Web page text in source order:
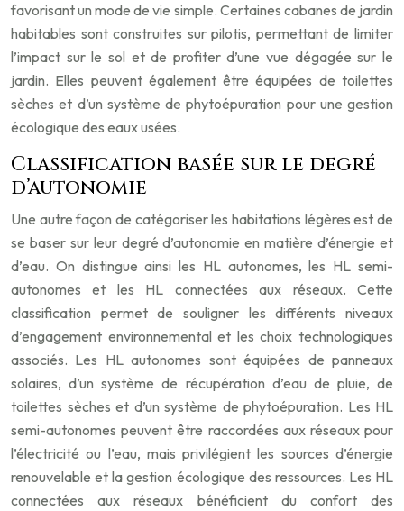
favorisant un mode de vie simple. Certaines cabanes de jardin
habitables sont construites sur pilotis, permettant de limiter
l’impact sur le sol et de profiter d’une vue dégagée sur le
jardin. Elles peuvent également être équipées de toilettes
sèches et d’un système de phytoépuration pour une gestion
écologique des eaux usées.
Classification basée sur le degré
d’autonomie
Une autre façon de catégoriser les habitations légères est de
se baser sur leur degré d’autonomie en matière d’énergie et
d’eau. On distingue ainsi les HL autonomes, les HL semi-
autonomes et les HL connectées aux réseaux. Cette
classification permet de souligner les différents niveaux
d’engagement environnemental et les choix technologiques
associés. Les HL autonomes sont équipées de panneaux
solaires, d’un système de récupération d’eau de pluie, de
toilettes sèches et d’un système de phytoépuration. Les HL
semi-autonomes peuvent être raccordées aux réseaux pour
l’électricité ou l’eau, mais privilégient les sources d’énergie
renouvelable et la gestion écologique des ressources. Les HL
connectées aux réseaux bénéficient du confort des